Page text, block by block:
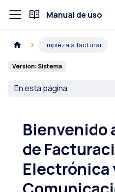
Manual de uso
Empieza a facturar
Version: Sistema
En esta página
Bienvenido
de
Electrónica